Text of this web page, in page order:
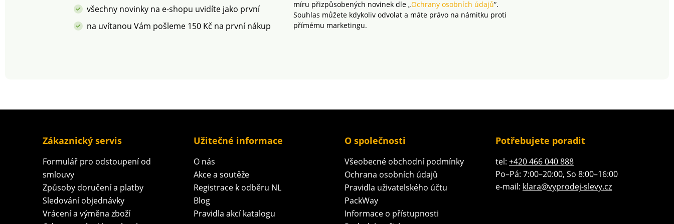
všechny novinky na e-shopu uvidíte jako první
na uvítanou Vám pošleme 150 Kč na první nákup
míru přizpůsobených novinek dle „Ochrany osobních údajů“.
Souhlas můžete kdykoliv odvolat a máte právo na námitku proti
přímému marketingu.
Zákaznický servis
Formulář pro odstoupení od
smlouvy
Způsoby doručení a platby
Sledování objednávky
Vrácení a výměna zboží
Užitečné informace
O nás
Akce a soutěže
Registrace k odběru NL
Blog
Pravidla akcí katalogu
O společnosti
Všeobecné obchodní podmínky
Ochrana osobních údajů
Pravidla uživatelského účtu
PackWay
Informace o přístupnosti
Potřebujete poradit
tel: +420 466 040 888
Po–Pá: 7:00–20:00, So 8:00–16:00
e-mail: klara@vyprodej-slevy.cz